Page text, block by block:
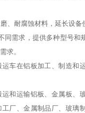
、耐腐蚀材料，延长设备
同需求，提供多种型号和
求。
车在铝板加工、制造和
和运输铝板、金属板、
厂、金属制品厂、玻璃